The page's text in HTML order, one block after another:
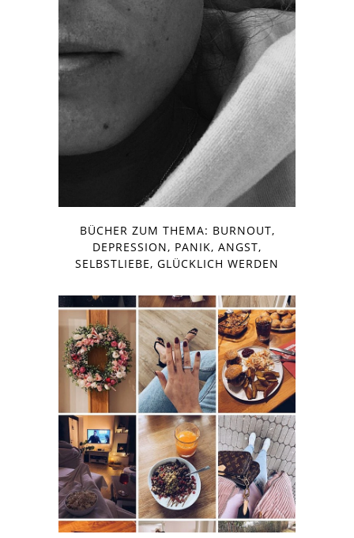
BÜCHER ZUM THEMA: BURNOUT,
DEPRESSION, PANIK, ANGST,
SELBSTLIEBE, GLÜCKLICH WERDEN